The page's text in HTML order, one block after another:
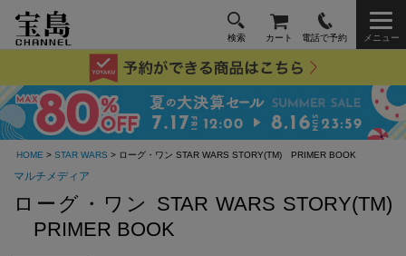
検索 カート 電話で予約 メニュー
HOME > STAR WARS > ローグ・ワン STAR WARS STORY(TM) PRIMER BOOK
マルチメディア
ローグ・ワン STAR WARS STORY(TM)
PRIMER BOOK